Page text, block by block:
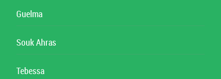
Guelma
Souk Ahras
Tebessa